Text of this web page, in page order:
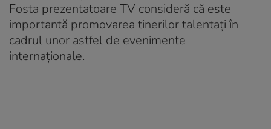
Fosta prezentatoare TV consideră că este
importantă promovarea tinerilor talentați în
cadrul unor astfel de evenimente
internaționale.